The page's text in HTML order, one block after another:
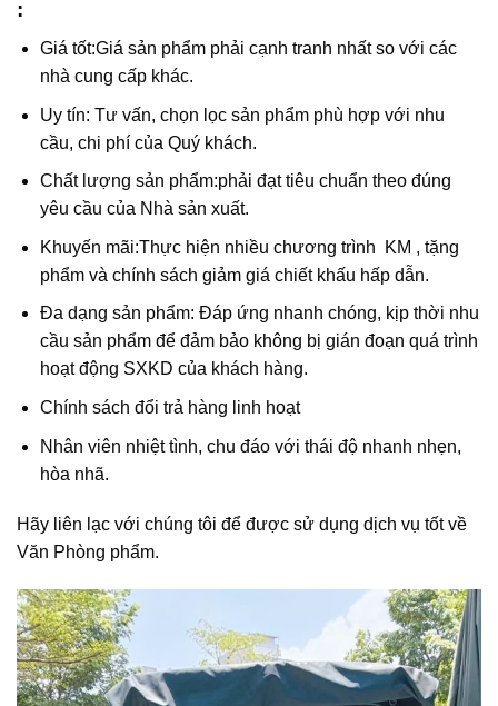
:
Giá tốt:Giá sản phẩm phải cạnh tranh nhất so với các
nhà cung cấp khác.
Uy tín: Tư vấn, chọn lọc sản phẩm phù hợp với nhu
cầu, chi phí của Quý khách.
Chất lượng sản phẩm:phải đạt tiêu chuẩn theo đúng
yêu cầu của Nhà sản xuất.
Khuyến mãi:Thực hiện nhiều chương trình KM , tặng
phẩm và chính sách giảm giá chiết khấu hấp dẫn.
Đa dạng sản phẩm: Đáp ứng nhanh chóng, kịp thời nhu
cầu sản phẩm để đảm bảo không bị gián đoạn quá trình
hoạt động SXKD của khách hàng.
Chính sách đổi trả hàng linh hoạt
Nhân viên nhiệt tình, chu đáo với thái độ nhanh nhẹn,
hòa nhã.
Hãy liên lạc với chúng tôi để được sử dụng dịch vụ tốt về
Văn Phòng phẩm.